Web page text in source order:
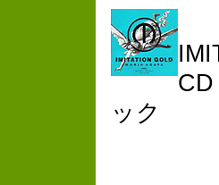
ック